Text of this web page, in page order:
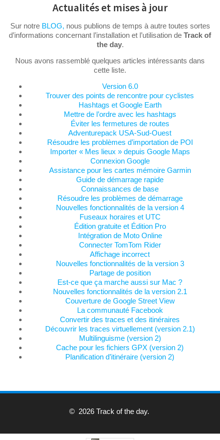
Actualités et mises à jour
Sur notre BLOG, nous publions de temps à autre toutes sortes
d’informations concernant l’installation et l’utilisation de Track of
the day.
Nous avons rassemblé quelques articles intéressants dans
cette liste.
Version 6.0
Trouver des points de rencontre pour cyclistes
Hashtags et Google Earth
Mettre de l’ordre avec les hashtags
Éviter les fermetures de routes
Adventurepack USA-Sud-Ouest
Résoudre les problèmes d’importation de POI
Importer « Mes lieux » depuis Google Maps
Connexion Google
Assistance pour les cartes mémoire Garmin
Guide de démarrage rapide
Connaissances de base
Résoudre les problèmes de démarrage
Nouvelles fonctionnalités de la version 4
Fuseaux horaires et UTC
Édition gratuite et Édition Pro
Intégration de Moto Online
Connecter TomTom Rider
Affichage incorrect
Nouvelles fonctionnalités de la version 3
Partage de position
Est-ce que ça marche aussi sur Mac ?
Nouvelles fonctionnalités de la version 2.1
Couverture de Google Street View
La communauté Facebook
Convertir des traces et des itinéraires
Découvrir les traces virtuellement (version 2.1)
Multilinguisme (version 2)
Cache pour les fichiers GPX (version 2)
Planification d’itinéraire (version 2)
© 2026 Track of the day.